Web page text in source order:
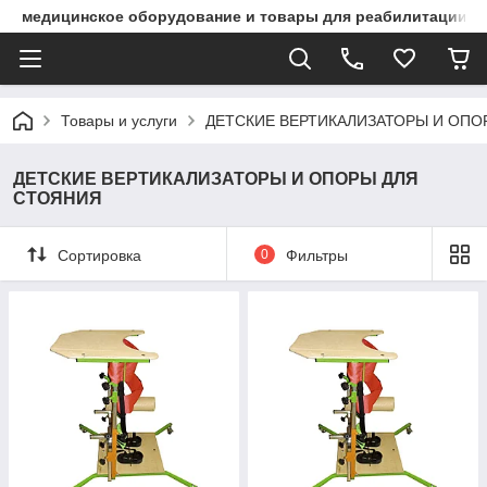
медицинское оборудование и товары для реабилитации
Товары и услуги ДЕТСКИЕ ВЕРТИКАЛИЗАТОРЫ И
ДЕТСКИЕ ВЕРТИКАЛИЗАТОРЫ И ОПОРЫ ДЛЯ
СТОЯНИЯ
Сортировка 0 Фильтры